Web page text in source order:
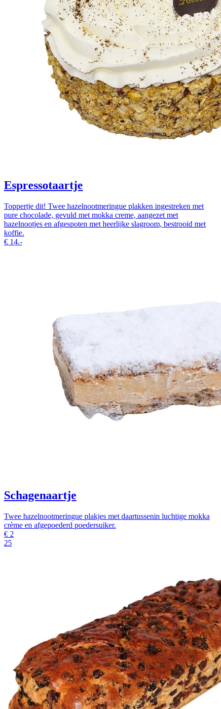
Espressotaartje
Toppertje dit! Twee hazelnootmeringue plakken ingestreken met
pure chocolade, gevuld met mokka creme, aangezet met
hazelnootjes en afgespoten met heerlijke slagroom, bestrooid met
koffie.
€ 14.-
Schagenaartje
Twee hazelnootmeringue plakjes met daartussenin luchtige mokka
crème en afgepoederd poedersuiker.
€ 2
25